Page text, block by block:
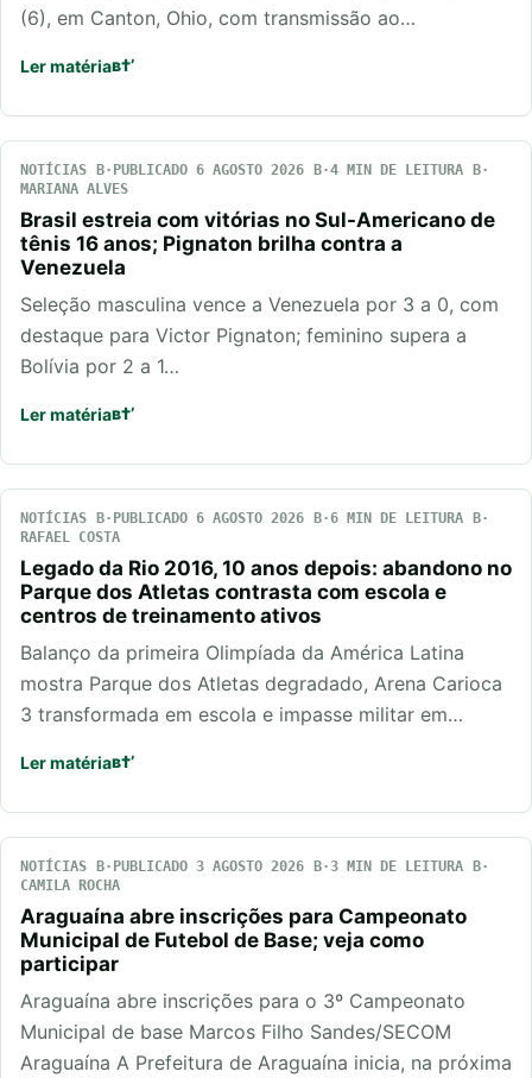
(6), em Canton, Ohio, com transmissão ao…
Ler matéria
NOTÍCIAS PUBLICADO 6 AGOSTO 2026
4 MIN DE LEITURA
MARIANA ALVES
Brasil estreia com vitórias no Sul-Americano de
tênis 16 anos; Pignaton brilha contra a
Venezuela
Seleção masculina vence a Venezuela por 3 a 0, com
destaque para Victor Pignaton; feminino supera a
Bolívia por 2 a 1…
Ler matéria
NOTÍCIAS PUBLICADO 6 AGOSTO 2026
6 MIN DE LEITURA
RAFAEL COSTA
Legado da Rio 2016, 10 anos depois: abandono no
Parque dos Atletas contrasta com escola e
centros de treinamento ativos
Balanço da primeira Olimpíada da América Latina
mostra Parque dos Atletas degradado, Arena Carioca
3 transformada em escola e impasse militar em…
Ler matéria
NOTÍCIAS PUBLICADO 3 AGOSTO 2026
3 MIN DE LEITURA
CAMILA ROCHA
Araguaína abre inscrições para Campeonato
Municipal de Futebol de Base; veja como
participar
Araguaína abre inscrições para o 3º Campeonato
Municipal de base Marcos Filho Sandes/SECOM
Araguaína A Prefeitura de Araguaína inicia, na próxima